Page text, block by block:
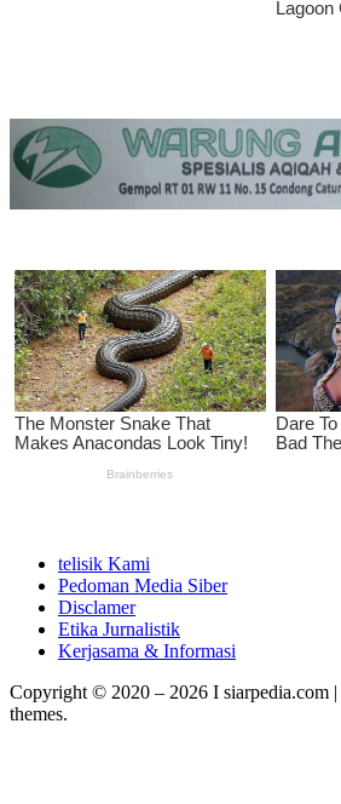
telisik Kami
Pedoman Media Siber
Disclamer
Etika Jurnalistik
Kerjasama & Informasi
Copyright © 2020 – 2026 I siarpedia.com |
themes.